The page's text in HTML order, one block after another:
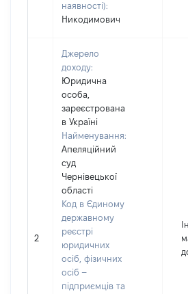
наявності):
Никодимович
2
Джерело
доходу:
Юридична
особа,
зареєстрована
в Україні
Найменування:
Апеляційний
суд
Чернівецької
області
Код в Єдиному
державному
реєстрі
юридичних
осіб, фізичних
осіб –
підприємців та